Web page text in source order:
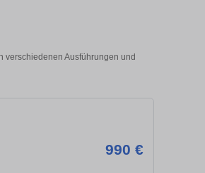
verschiedenen Ausführungen und
990 €